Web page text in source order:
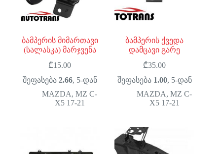
ბამპერის მიმართავი
(სალასკა) მარჯვენა
₾15.00
შეფასება 2.66, 5-დან
MAZDA,MZ C-
X5 17-21
ბამპერის ქვედა
დამცავი გარე
₾35.00
შეფასება 1.00, 5-დან
MAZDA,MZ C-
X5 17-21